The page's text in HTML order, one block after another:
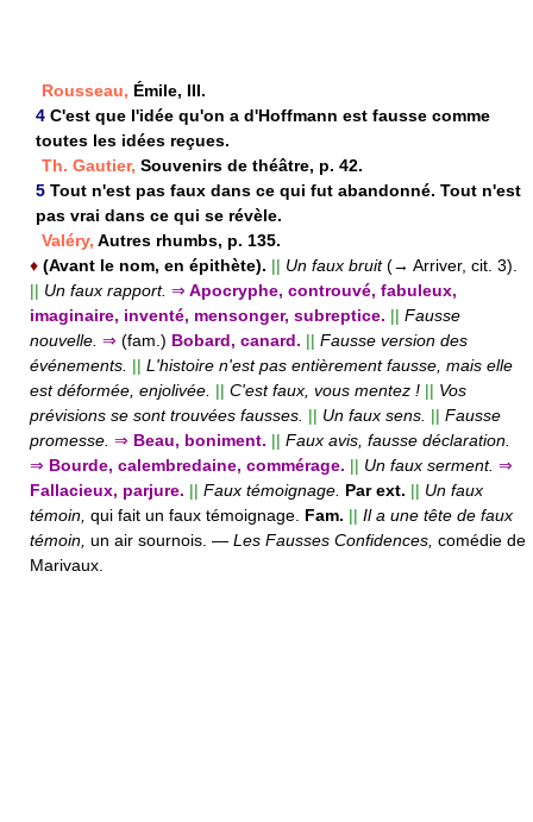
Rousseau, Émile, III.
4 C'est que l'idée qu'on a d'Hoffmann est fausse comme
toutes les idées reçues.
Th. Gautier, Souvenirs de théâtre, p. 42.
5 Tout n'est pas faux dans ce qui fut abandonné. Tout n'est
pas vrai dans ce qui se révèle.
Valéry, Autres rhumbs, p. 135.
♦ (Avant le nom, en épithète). || Un faux bruit(→ Arriver, cit. 3).
|| Un faux rapport. ⇒ Apocryphe, controuvé, fabuleux,
imaginaire, inventé, mensonger, subreptice. || Fausse
nouvelle. ⇒ (fam.) Bobard, canard. || Fausse version des
événements. || L'histoire n'est pas entièrement fausse, mais elle
est déformée, enjolivée. || C'est faux, vous mentez ! || Vos
prévisions se sont trouvées fausses. || Un faux sens. || Fausse
promesse. ⇒ Beau, boniment. || Faux avis, fausse déclaration.
⇒ Bourde, calembredaine, commérage. || Un faux serment. ⇒
Fallacieux, parjure. || Faux témoignage. Par ext. || Un faux
témoin, qui fait un faux témoignage. Fam. || Il a une tête de faux
témoin, un air sournois. — Les Fausses Confidences, comédie de
Marivaux.